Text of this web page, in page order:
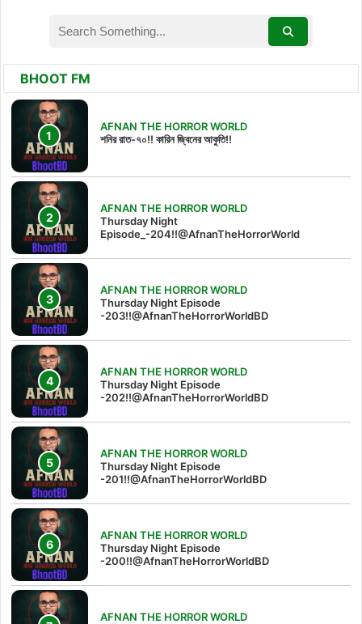
BHOOT FM
AFNAN THE HORROR WORLD
শনির রাত-৭০!! কারিন জ্বিনের আকুতি!!
AFNAN THE HORROR WORLD
Thursday Night
Episode_-204!!@AfnanTheHorrorWorld
AFNAN THE HORROR WORLD
Thursday Night Episode
-203!!@AfnanTheHorrorWorldBD
AFNAN THE HORROR WORLD
Thursday Night Episode
-202!!@AfnanTheHorrorWorldBD
AFNAN THE HORROR WORLD
Thursday Night Episode
-201!!@AfnanTheHorrorWorldBD
AFNAN THE HORROR WORLD
Thursday Night Episode
-200!!@AfnanTheHorrorWorldBD
AFNAN THE HORROR WORLD